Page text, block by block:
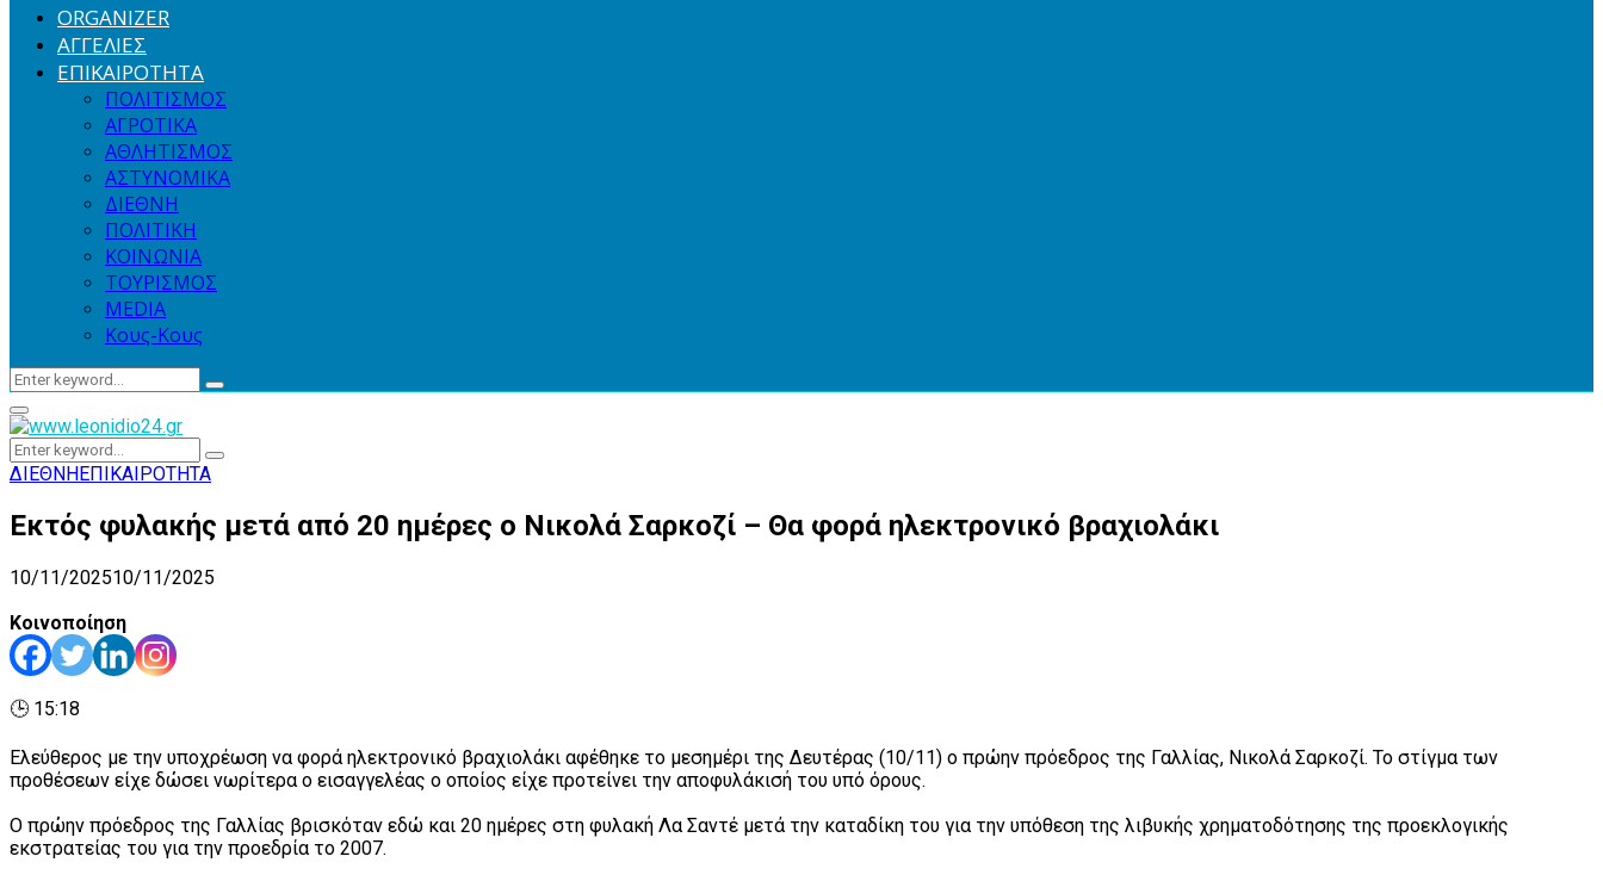
ORGANIZER
ΑΓΓΕΛΙΕΣ
ΕΠΙΚΑΙΡΟΤΗΤΑ
ΠΟΛΙΤΙΣΜΟΣ
ΑΓΡΟΤΙΚΑ
ΑΘΛΗΤΙΣΜΟΣ
ΑΣΤΥΝΟΜΙΚΑ
ΔΙΕΘΝΗ
ΠΟΛΙΤΙΚΗ
ΚΟΙΝΩΝΙΑ
ΤΟΥΡΙΣΜΟΣ
MEDIA
Κους-Κους
Search
Search
Primary
Menu
Search
for:
Search
ΔΙΕΘΝΗ ΕΠΙΚΑΙΡΟΤΗΤΑ
Eκτός φυλακής μετά από 20 ημέρες ο Νικολά Σαρκοζί – Θα φορά ηλεκτρονικό βραχιολάκι
10/11/202510/11/2025
Κοινοποίηση
🕒 15:18
Ελεύθερος με την υποχρέωση να φορά ηλεκτρονικό βραχιολάκι αφέθηκε το μεσημέρι της Δευτέρας (10/11) ο πρώην πρόεδρος της Γαλλίας, Νικολά Σαρκοζί. Το στίγμα των
προθέσεων είχε δώσει νωρίτερα ο εισαγγελέας ο οποίος είχε προτείνει την αποφυλάκισή του υπό όρους.
Ο πρώην πρόεδρος της Γαλλίας βρισκόταν εδώ και 20 ημέρες στη φυλακή Λα Σαντέ μετά την καταδίκη του για την υπόθεση της λιβυκής χρηματοδότησης της προεκλογικής
εκστρατείας του για την προεδρία το 2007.